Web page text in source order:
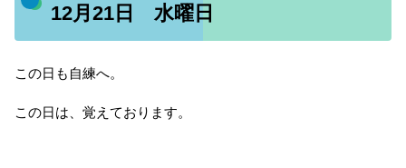
12月21日 水曜日
この日も自練へ。
この日は、覚えております。